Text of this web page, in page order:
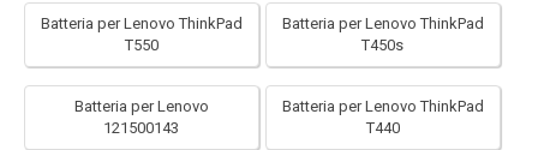
Batteria per Lenovo ThinkPad
T550
Batteria per Lenovo ThinkPad
T450s
Batteria per Lenovo
121500143
Batteria per Lenovo ThinkPad
T440